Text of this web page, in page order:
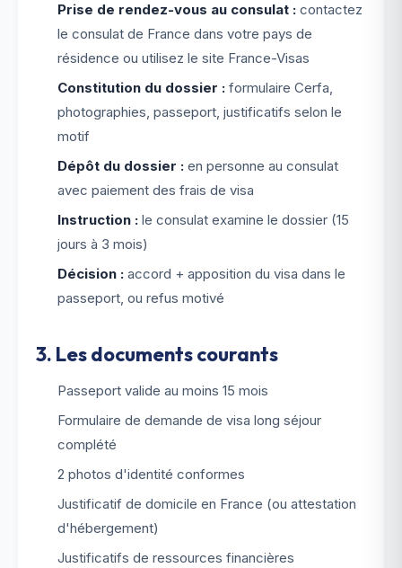
Prise de rendez-vous au consulat : contactez
le consulat de France dans votre pays de
résidence ou utilisez le site France-Visas
Constitution du dossier : formulaire Cerfa,
photographies, passeport, justificatifs selon le
motif
Dépôt du dossier : en personne au consulat
avec paiement des frais de visa
Instruction : le consulat examine le dossier (15
jours à 3 mois)
Décision : accord + apposition du visa dans le
passeport, ou refus motivé
3. Les documents courants
Passeport valide au moins 15 mois
Formulaire de demande de visa long séjour
complété
2 photos d'identité conformes
Justificatif de domicile en France (ou attestation
d'hébergement)
Justificatifs de ressources financières